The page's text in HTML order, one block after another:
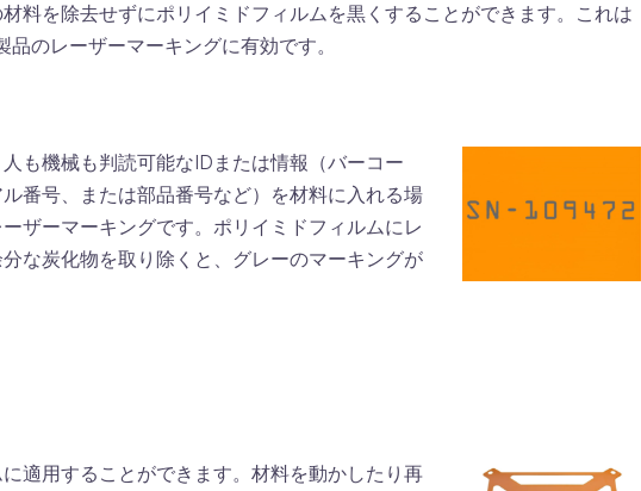
料を除去せずにポリイミドフィルムを黒くすることができます。これは
のレーザーマーキングに有効です。
も機械も判読可能なIDまたは情報（バーコー
番号、または部品番号など）を材料に入れる場
ザーマーキングです。ポリイミドフィルムにレ
な炭化物を取り除くと、グレーのマーキングが
適用することができます。材料を動かしたり再